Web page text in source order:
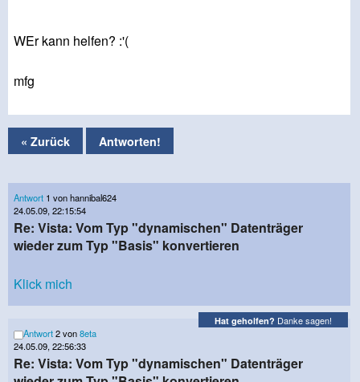
WEr kann helfen? :'(
mfg
« Zurück Antworten!
Antwort 1 von hannibal624
24.05.09, 22:15:54
Re: Vista: Vom Typ "dynamischen" Datenträger
wieder zum Typ "Basis" konvertieren
Klick mich
Hat geholfen? Danke sagen!
Antwort2 von8eta
24.05.09, 22:56:33
Re: Vista: Vom Typ "dynamischen" Datenträger